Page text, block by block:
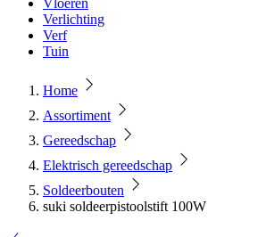
Vloeren
Verlichting
Verf
Tuin
Home
Assortiment
Gereedschap
Elektrisch gereedschap
Soldeerbouten
suki soldeerpistoolstift 100W